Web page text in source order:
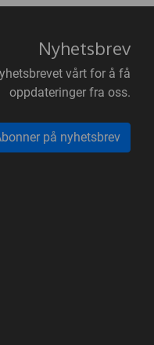
Nyhetsbrev
vårt for å få
oppdateringer fra oss.
på nyhetsbrev